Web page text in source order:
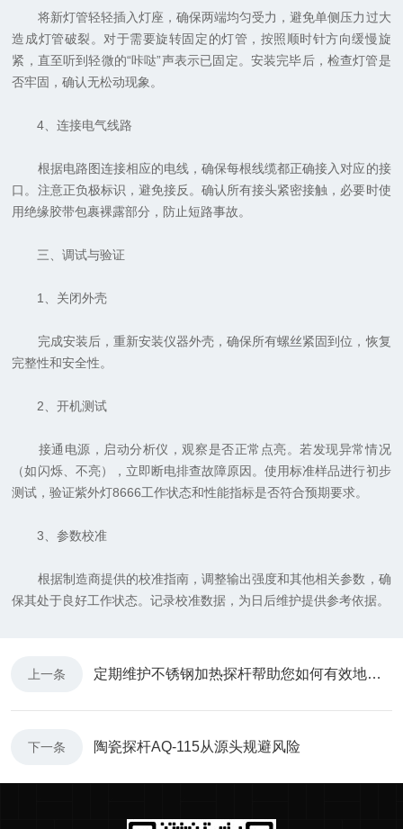
将新灯管轻轻插入灯座，确保两端均匀受力，避免单侧压力过大
造成灯管破裂。对于需要旋转固定的灯管，按照顺时针方向缓慢旋
紧，直至听到轻微的“咔哒”声表示已固定。安装完毕后，检查灯管是
否牢固，确认无松动现象。
4、连接电气线路
根据电路图连接相应的电线，确保每根线缆都正确接入对应的接
口。注意正负极标识，避免接反。确认所有接头紧密接触，必要时使
用绝缘胶带包裹裸露部分，防止短路事故。
三、调试与验证
1、关闭外壳
完成安装后，重新安装仪器外壳，确保所有螺丝紧固到位，恢复
完整性和安全性。
2、开机测试
接通电源，启动分析仪，观察是否正常点亮。若发现异常情况
（如闪烁、不亮），立即断电排查故障原因。使用标准样品进行初步
测试，验证紫外灯8666工作状态和性能指标是否符合预期要求。
3、参数校准
根据制造商提供的校准指南，调整输出强度和其他相关参数，确
保其处于良好工作状态。记录校准数据，为日后维护提供参考依据。
上一条 定期维护不锈钢加热探杆帮助您如何有效地保持设备的状态
下一条 陶瓷探杆AQ-115从源头规避风险